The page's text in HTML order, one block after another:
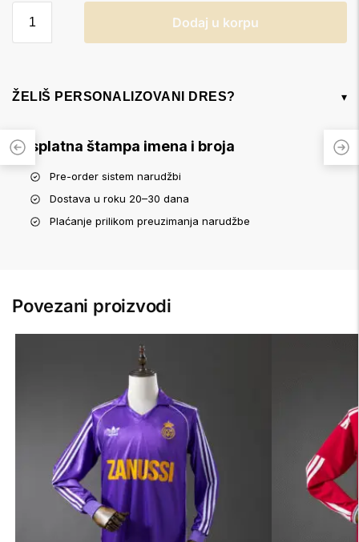
Dodaj u korpu
ŽELIŠ PERSONALIZOVANI DRES? ▾
Besplatna štampa imena i broja
Pre-order sistem narudžbi
Dostava u roku 20–30 dana
Plaćanje prilikom preuzimanja narudžbe
Povezani proizvodi